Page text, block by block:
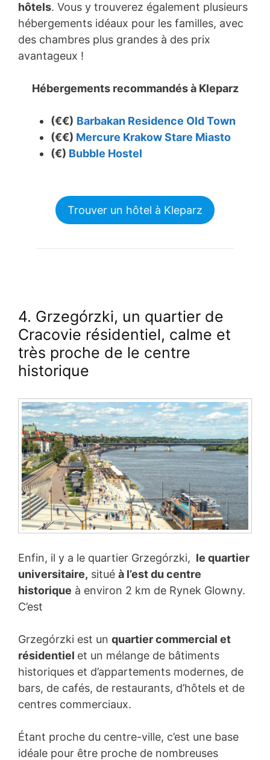
hôtels. Vous y trouverez également plusieurs
hébergements idéaux pour les familles, avec
des chambres plus grandes à des prix
avantageux !
Hébergements recommandés à Kleparz
(€€) Barbakan Residence Old Town
(€€) Mercure Krakow Stare Miasto
(€) Bubble Hostel
Trouver un hôtel à Kleparz
4. Grzegórzki, un quartier de
Cracovie résidentiel, calme et
très proche de le centre
historique
Enfin, il y a le quartier Grzegórzki, le quartier
universitaire, situé à l’est du centre
historique à environ 2 km de Rynek Glowny.
C’est
Grzegórzki est un quartier commercial et
résidentiel et un mélange de bâtiments
historiques et d’appartements modernes, de
bars, de cafés, de restaurants, d’hôtels et de
centres commerciaux.
Étant proche du centre-ville, c’est une base
idéale pour être proche de nombreuses